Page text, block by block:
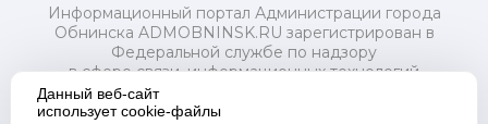
Информационный портал Администрации города
Обнинска ADMOBNINSK.RU зарегистрирован в
Федеральной службе по надзору
в сфере связи, информационных технологий
и массовых коммуникаций (Роскомнадзор) 24 июля
2018 года.
Данный веб-сайт
использует cookie-файлы